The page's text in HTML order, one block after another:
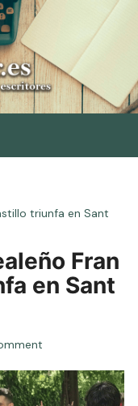
triunfa en Sant
Fran
en Sant